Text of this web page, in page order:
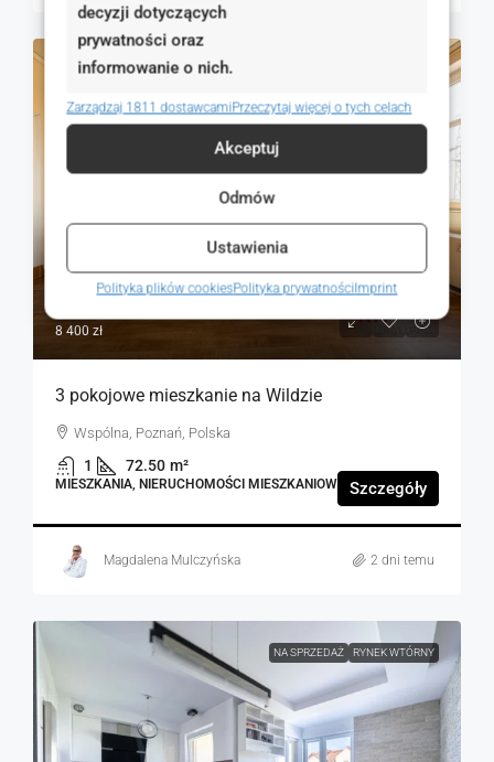
decyzji dotyczących
prywatności oraz
informowanie o nich.
Zarządzaj 1811 dostawcamiPrzeczytaj więcej o tych celach
Akceptuj
Odmów
Ustawienia
Polityka plików cookiesPolityka prywatnościImprint
8 400 zł
3 pokojowe mieszkanie na Wildzie
Wspólna, Poznań, Polska
1 72.50 m²
MIESZKANIA, NIERUCHOMOŚCI MIESZKANIOWE Szczegóły
Magdalena Mulczyńska 2 dni temu
NA SPRZEDAŻ RYNEK WTÓRNY